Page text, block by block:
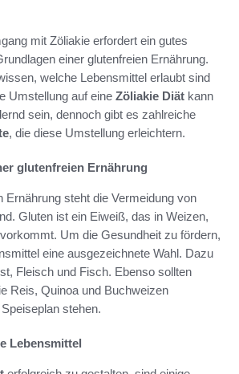
mit Zöliakie erfordert ein gutes
einer glutenfreien Ernährung.
welche Lebensmittel erlaubt sind
Umstellung auf eine Zöliakie Diät kann
sein, dennoch gibt es zahlreiche
, die diese Umstellung erleichtern.
glutenfreien Ernährung
Ernährung steht die Vermeidung von
Gluten ist ein Eiweiß, das in Weizen,
Um die Gesundheit zu fördern,
eine ausgezeichnete Wahl. Dazu
Fleisch und Fisch. Ebenso sollten
Reis, Quinoa und Buchweizen
stehen.
Lebensmittel